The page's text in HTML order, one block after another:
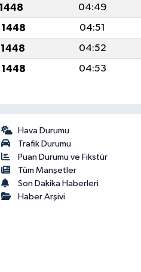
04:49
1448 04:51
04:52
1448 04:53
Hava Durumu
Trafik Durumu
Puan Durumu ve Fikstür
Tüm Manşetler
Son Dakika Haberleri
Haber Arşivi